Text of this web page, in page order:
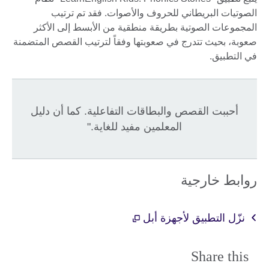
الصوتيات البريطاني للحروف والأصوات. فقد تم ترتيب
المجموعات الصوتية بطريقة منطقية من الأبسط إلى الأكثر
صعوبة، بحيث تتدرج في صعوبتها وفقاً لترتيب القصص المتضمنة
في التطبيق.
أحببت القصص والبطاقات التفاعلية. كما أن دليل
المعلمين مفيد للغاية."
روابط خارجية
نزّل التطبيق لأجهزة أبل
Share this